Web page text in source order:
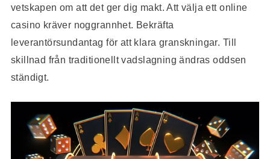
vetskapen om att det ger dig makt. Att välja ett online
casino kräver noggrannhet. Bekräfta
leverantörsundantag för att klara granskningar. Till
skillnad från traditionellt vadslagning ändras oddsen
ständigt.